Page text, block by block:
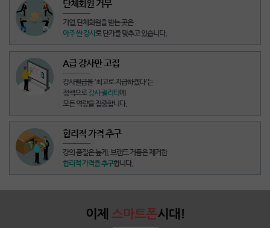
단체회원 거부
기업,단체회원을 받는 곳은
아주 싼 강사로 단가를 맞추고 있습니다.
A급 강사만 고집
강사월급을'최고로 지급하겠다'는
정책으로 강사 퀄리티에
모든 역량을 집중합니다.
합리적 가격 추구
강의 품질은 높게, 브랜드 거품은 제거한
합리적 가격을 추구합니다.
이제 스마트폰시대!